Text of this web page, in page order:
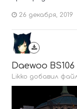
26 декабря, 2019
Daewoo
Likko добавил